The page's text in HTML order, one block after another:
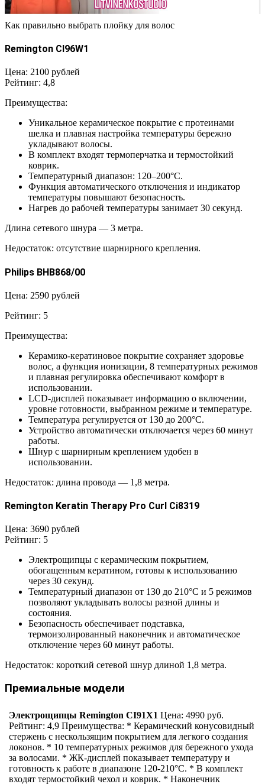
Как правильно выбрать плойку для волос
Remington CI96W1
Цена: 2100 рублей
Рейтинг: 4,8
Преимущества:
Уникальное керамическое покрытие с протеинами
шелка и плавная настройка температуры бережно
укладывают волосы.
В комплект входят термоперчатка и термостойкий
коврик.
Температурный диапазон: 120–200°С.
Функция автоматического отключения и индикатор
температуры повышают безопасность.
Нагрев до рабочей температуры занимает 30 секунд.
Длина сетевого шнура — 3 метра.
Недостаток: отсутствие шарнирного крепления.
Philips BHB868/00
Цена: 2590 рублей
Рейтинг: 5
Преимущества:
Керамико-кератиновое покрытие сохраняет здоровье
волос, а функция ионизации, 8 температурных режимов
и плавная регулировка обеспечивают комфорт в
использовании.
LCD-дисплей показывает информацию о включении,
уровне готовности, выбранном режиме и температуре.
Температура регулируется от 130 до 200°С.
Устройство автоматически отключается через 60 минут
работы.
Шнур с шарнирным креплением удобен в
использовании.
Недостаток: длина провода — 1,8 метра.
Remington Keratin Therapy Pro Curl Ci8319
Цена: 3690 рублей
Рейтинг: 5
Электрощипцы с керамическим покрытием,
обогащенным кератином, готовы к использованию
через 30 секунд.
Температурный диапазон от 130 до 210°С и 5 режимов
позволяют укладывать волосы разной длины и
состояния.
Безопасность обеспечивает подставка,
термоизолированный наконечник и автоматическое
отключение через 60 минут работы.
Недостаток: короткий сетевой шнур длиной 1,8 метра.
Премиальные модели
Электрощипцы Remington CI91X1 Цена: 4990 руб.
Рейтинг: 4,9 Преимущества: * Керамический конусовидный
стержень с нескользящим покрытием для легкого создания
локонов. * 10 температурных режимов для бережного ухода
за волосами. * ЖК-дисплей показывает температуру и
готовность к работе в диапазоне 120-210°С. * В комплект
входят термостойкий чехол и коврик. * Наконечник